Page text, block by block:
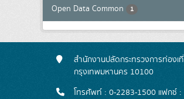
Open Data Common 1
สำนักงานปลัดกระทรวงการท่องเ
กรุงเทพมหานคร 10100
โทรศัพท์ : 0-2283-1500 แฟกซ์